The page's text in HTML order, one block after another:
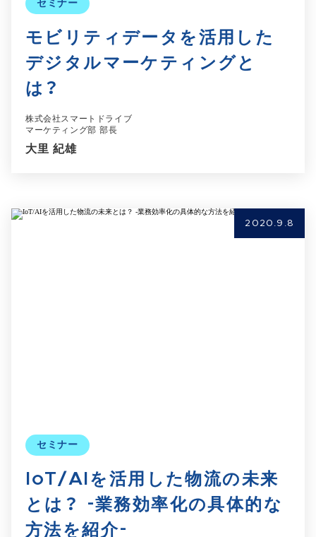
セミナー
モビリティデータを活用した
デジタルマーケティングと
は？
株式会社スマートドライブ
マーケティング部 部長
大里 紀雄
セミナー
IoT/AIを活用した物流の未来
とは？ -業務効率化の具体的な
方法を紹介-
2020.9.8